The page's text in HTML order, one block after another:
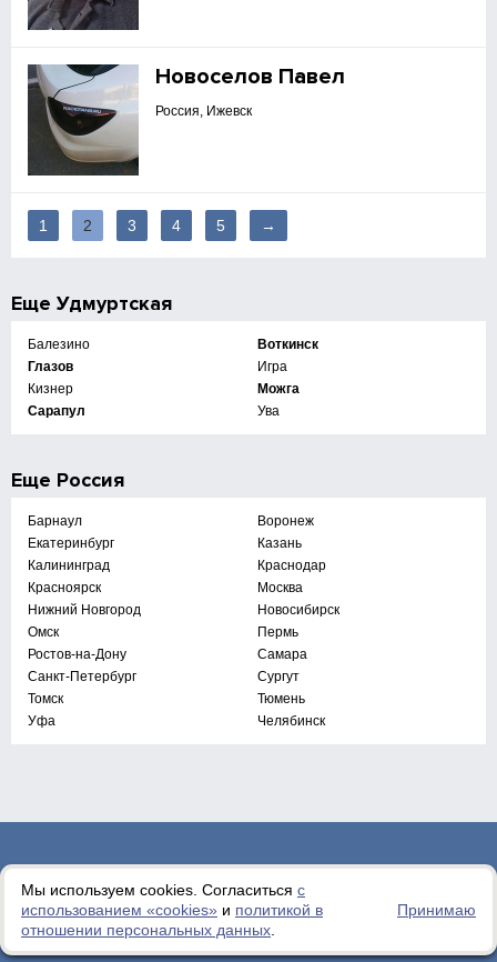
Мы используем cookies. Согласиться с
использованием «сookies» и политикой в
отношении персональных данных
Принимаю
Новоселов Павел
Россия, Ижевск
1 2 3 4 5 →
ЕщеУдмуртская
Балезино
Воткинск
Глазов
Игра
Кизнер
Можга
Сарапул
Ува
Еще Россия
Барнаул
Воронеж
Екатеринбург
Казань
Калининград
Краснодар
Красноярск
Москва
Нижний Новгород
Новосибирск
Омск
Пермь
Ростов-на-Дону
Самара
Санкт-Петербург
Сургут
Томск
Тюмень
Уфа
Челябинск
ГЛАВНЫЕ РАЗДЕЛЫ
ПРОЕКТ